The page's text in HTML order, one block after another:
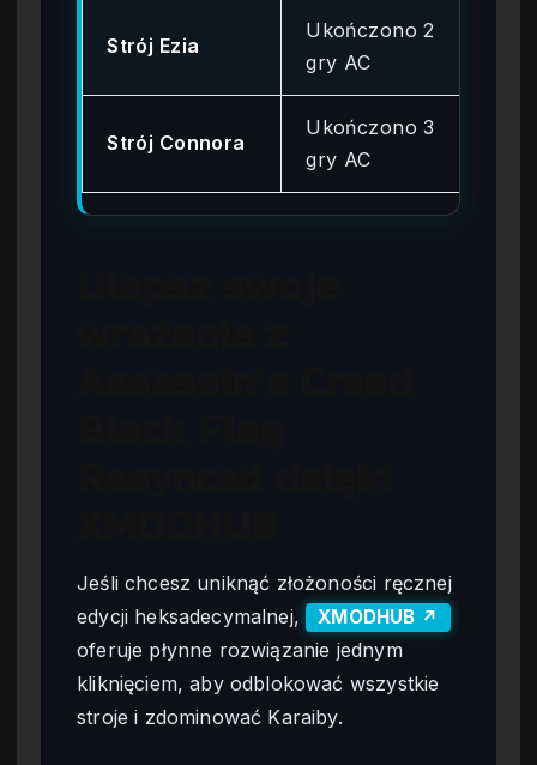
Strój Ezia
Ukończono 2
gry AC
Strój Connora
Ukończono 3
gry AC
Jeśli chcesz uniknąć złożoności ręcznej
edycji heksadecymalnej,
XMODHUB ↗
oferuje płynne rozwiązanie jednym
kliknięciem, aby odblokować wszystkie
stroje i zdominować Karaiby.